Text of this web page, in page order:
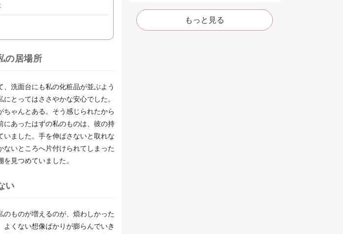
の居場所
洗面台にも私の化粧品が並ぶよう
とってはささやかな安心でした。
ちゃんとある。そう感じられたから
にあったはずの私のものは、彼の持
いました。手を伸ばさないと取れな
ないところへ片付けられてしまった
見つめていました。
い
のものが増えるのが、煩わしかった
くない想像ばかりが膨らんでいき
もっと見る